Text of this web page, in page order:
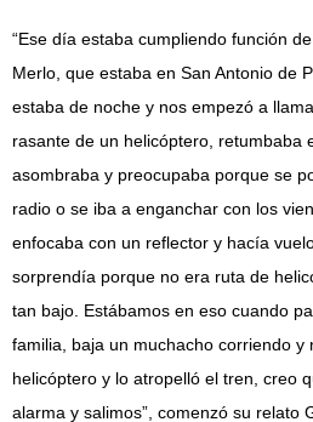
“Ese día estaba cumpliendo función
Merlo, que estaba en San Antonio de
estaba de noche y nos empezó a
rasante de un helicóptero, retumbaba
asombraba y preocupaba porque se
radio o se iba a enganchar con los
enfocaba con un reflector y hacía
sorprendía porque no era ruta de
tan bajo. Estábamos en eso cuando
familia, baja un muchacho corriendo y
helicóptero y lo atropelló el tren, creo
alarma y salimos”, comenzó su relato